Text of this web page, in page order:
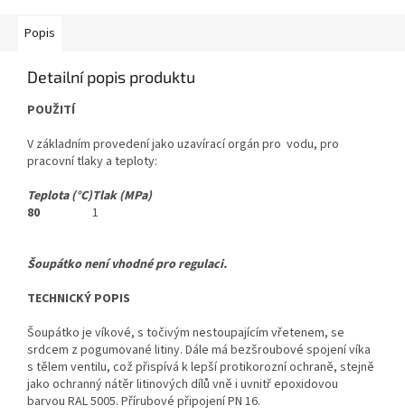
Popis
Detailní popis produktu
POUŽITÍ
V základním provedení jako uzavírací orgán pro vodu, pro
pracovní tlaky a teploty:
Teplota (°C)Tlak (MPa)
80
1
Šoupátko není vhodné pro regulaci.
TECHNICKÝ POPIS
Šoupátko je víkové, s točivým nestoupajícím vřetenem, se
srdcem z pogumované litiny. Dále má bezšroubové spojení víka
s tělem ventilu, což přispívá k lepší protikorozní ochraně, stejně
jako ochranný nátěr litinových dílů vně i uvnitř epoxidovou
barvou RAL 5005. Přírubové připojení PN 16.